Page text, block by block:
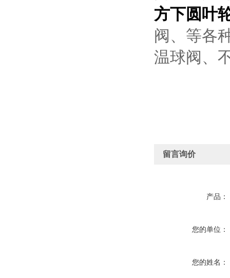
方下圆叶
阀、等各
温球阀、
留言询价
产品：
您的单位：
您的姓名：